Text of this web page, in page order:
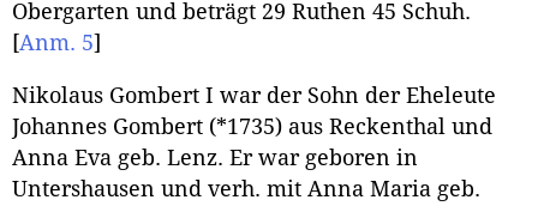
Obergarten und beträgt 29 Ruthen 45 Schuh.
[Anm. 5]
Nikolaus Gombert I war der Sohn der Eheleute
Johannes Gombert (*1735) aus Reckenthal und
Anna Eva geb. Lenz. Er war geboren in
Untershausen und verh. mit Anna Maria geb.